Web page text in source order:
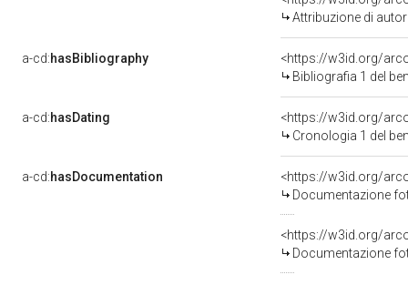
Attribuzione di
a-cd:hasBibliography
<https://w3id.org/
Bibliografia 1 del
a-cd:hasDating
<https://w3id.org/
Cronologia 1 del
a-cd:hasDocumentation
Documentazione
Documentazione